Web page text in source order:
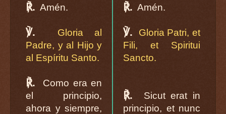
℟. Amén.
℣.
Gloria al
Padre, y al Hijo y
al Espíritu Santo.
℟.
Como era en
el principio,
ahora y siempre,
℟. Amén.
℣.
Gloria Patri, et
Fili, et Spiritui
Sancto.
℟.
Sicut erat in
principio, et nunc